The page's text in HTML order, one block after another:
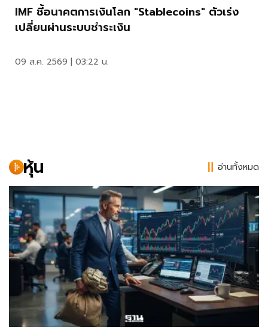
IMF ชี้อนาคตการเงินโลก "Stablecoins" ตัวเร่ง
เปลี่ยนผ่านระบบชำระเงิน
09 ส.ค. 2569 | 03:22 น.
หุ้น อ่านทั้งหมด